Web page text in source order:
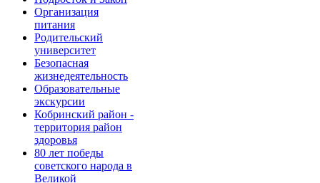
Организация
питания
Родительский
университет
Безопасная
жизнедеятельность
Образовательные
экскурсии
Кобринский район -
территория район
здоровья
80 лет победы
советского народа в
Великой